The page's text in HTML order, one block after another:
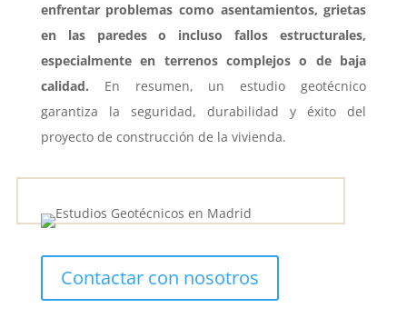
enfrentar problemas como asentamientos, grietas
en las paredes o incluso fallos estructurales,
especialmente en terrenos complejos o de baja
calidad. En resumen, un estudio geotécnico
garantiza la seguridad, durabilidad y éxito del
proyecto de construcción de la vivienda.
Contactar con nosotros